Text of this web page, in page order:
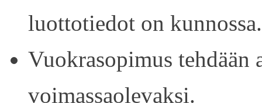
luottotiedot on kunnossa.
Vuokrasopimus tehdään
voimassaolevaksi.